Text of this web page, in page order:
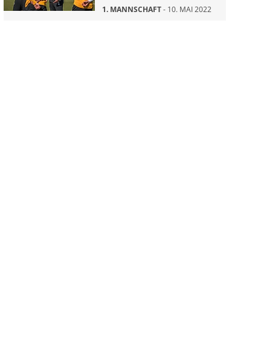
1. MANNSCHAFT- 10. MAI 2022